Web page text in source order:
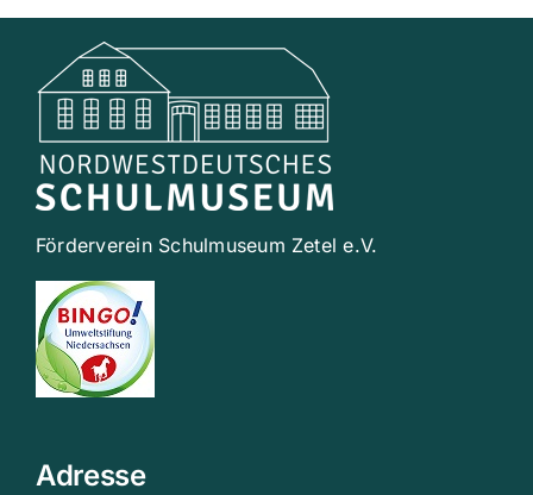
Förderverein Schulmuseum Zetel e.V.
Adresse